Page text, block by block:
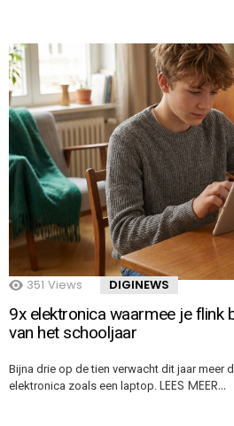
351 Views DIGINEWS
9x elektronica waarmee je flink
van het schooljaar
Bijna drie op de tien verwacht dit jaar meer
elektronica zoals een laptop. LEES MEER…